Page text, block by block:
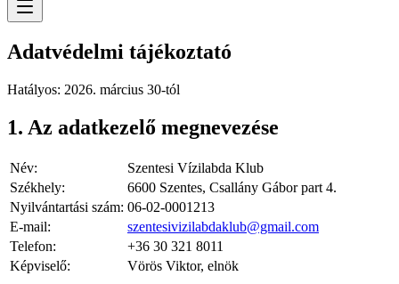
Adatvédelmi tájékoztató
Hatályos: 2026. március 30-tól
1. Az adatkezelő megnevezése
Név:
Szentesi Vízilabda Klub
Székhely:
6600 Szentes, Csallány Gábor part 4.
Nyilvántartási szám: 06-02-0001213
E-mail:
szentesivizilabdaklub@gmail.com
Telefon:
+36 30 321 8011
Képviselő:
Vörös Viktor, elnök